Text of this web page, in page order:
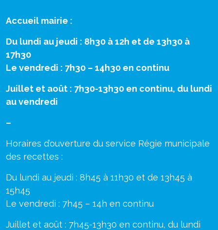
Accueil mairie :
Du lundi au jeudi : 8h30 à 12h et de 13h30 à
17h30
Le vendredi : 7h30 – 14h30 en continu
Juillet et août : 7h30-13h30 en continu, du lundi
au vendredi
–
Horaires d’ouverture du service Régie municipale
des recettes :
Du lundi au jeudi : 8h45 à 11h30 et de 13h45 à
15h45
Le vendredi : 7h45 – 14h en continu
Juillet et août : 7h45-13h30 en continu, du lundi